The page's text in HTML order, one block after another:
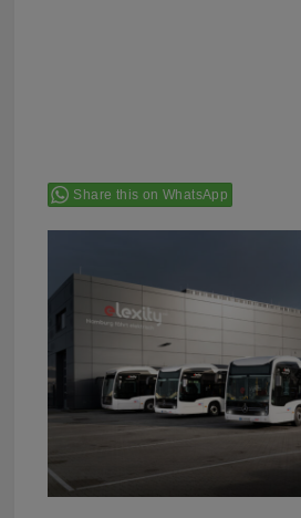
Share this on WhatsApp